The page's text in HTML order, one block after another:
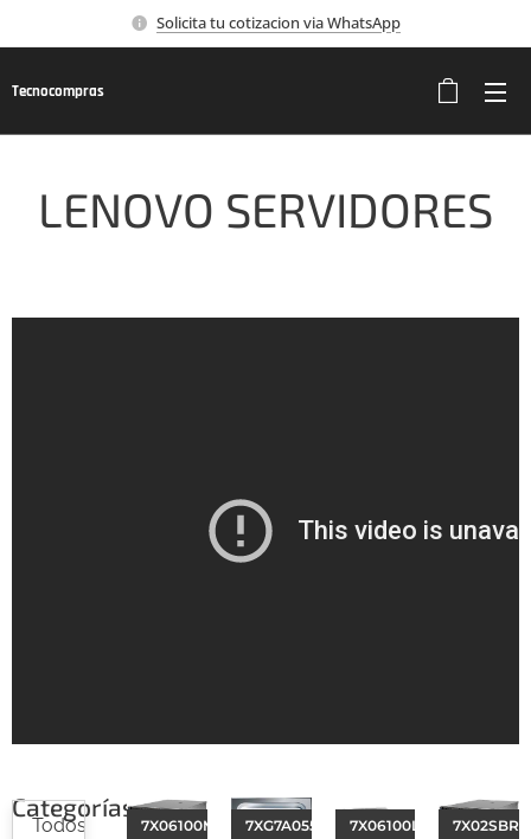
Solicita tu cotizacion via WhatsApp
Tecnocompras
LENOVO SERVIDORES
Categorías
Todos
7X06100MLA 7XG7A05576 7X06100LLA